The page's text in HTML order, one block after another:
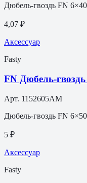
Дюбель-гвоздь FN
4,07 ₽
Аксессуар
Fasty
FN Дюбель-
Арт. 1152605AM
Дюбель-гвоздь FN
5 ₽
Аксессуар
Fasty